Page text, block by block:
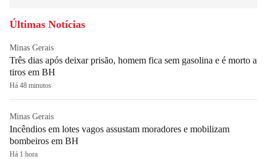
Últimas Notícias
Minas Gerais
Três dias após deixar prisão, homem fica sem gasolina e é morto a
tiros em BH
Há 48 minutos
Minas Gerais
Incêndios em lotes vagos assustam moradores e mobilizam
bombeiros em BH
Há 1 hora